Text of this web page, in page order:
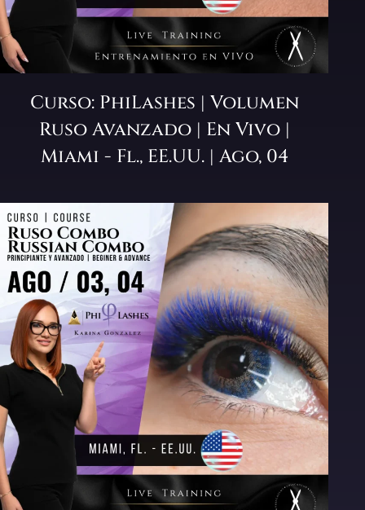
Curso: PhiLashes | Volumen
Ruso Avanzado | En Vivo |
Miami - Fl., EE.UU. | Ago, 04